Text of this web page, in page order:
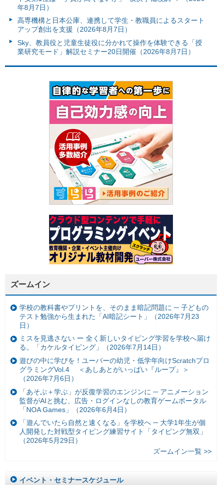
年8月7日）
高専機構と日本公庫、連携して学生・教職員によるスタート
アップ創出を支援（2026年8月7日）
Sky、教員役と児童生徒役に分かれて操作を体験できる「授
業研究モード」解説セミナー20日開催（2026年8月7日）
ズームイン
学校の教科書やプリントを、そのまま暗記問題に ─ 子どもの
テスト勉強から生まれた「AI暗記シート」（2026年7月23
日）
ミスを見逃さない ー 全く新しいタイピング学習を学校へ届け
る。「カケルタイピング」（2026年7月14日）
遊びの中に学びを！ユーバーの幼児・低学年向けScratchプロ
グラミングVol.4 ＜あしあとがいっぱい『ループ』＞
（2026年7月6日）
「あそぶ＋学ぶ」が反復学習のエンジンに ─ アニメーション
監督がAIと挑む、広告・ログインなしの教育ゲームポータル
「NOA Games」（2026年6月4日）
「遊んでいたら自然と速くなる」を学校へ ─ 大学1年生が個
人開発した対戦型タイピング練習サイト「タイピング無双」
（2026年5月29日）
ズームイン一覧 >>
イベント・セミナースケジュール